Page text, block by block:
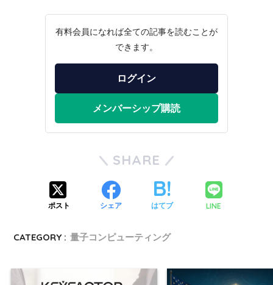
有料会員になれば全ての記事を読むことが
できます。
ログイン
メンバーシップ購読
SHARE
ポスト シェア はてブ LINE
CATEGORY : 量子コンピューティング